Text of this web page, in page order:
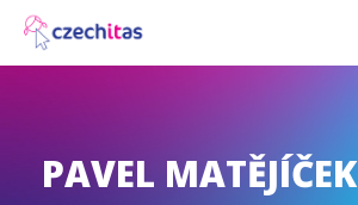
PAVEL MATĚJÍČEK